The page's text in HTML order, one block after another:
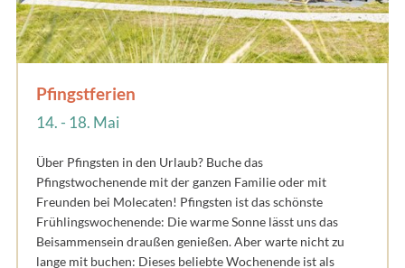
Pfingstferien
14. - 18. Mai
Über Pfingsten in den Urlaub? Buche das
Pfingstwochenende mit der ganzen Familie oder mit
Freunden bei Molecaten! Pfingsten ist das schönste
Frühlingswochenende: Die warme Sonne lässt uns das
Beisammensein draußen genießen. Aber warte nicht zu
lange mit buchen: Dieses beliebte Wochenende ist als